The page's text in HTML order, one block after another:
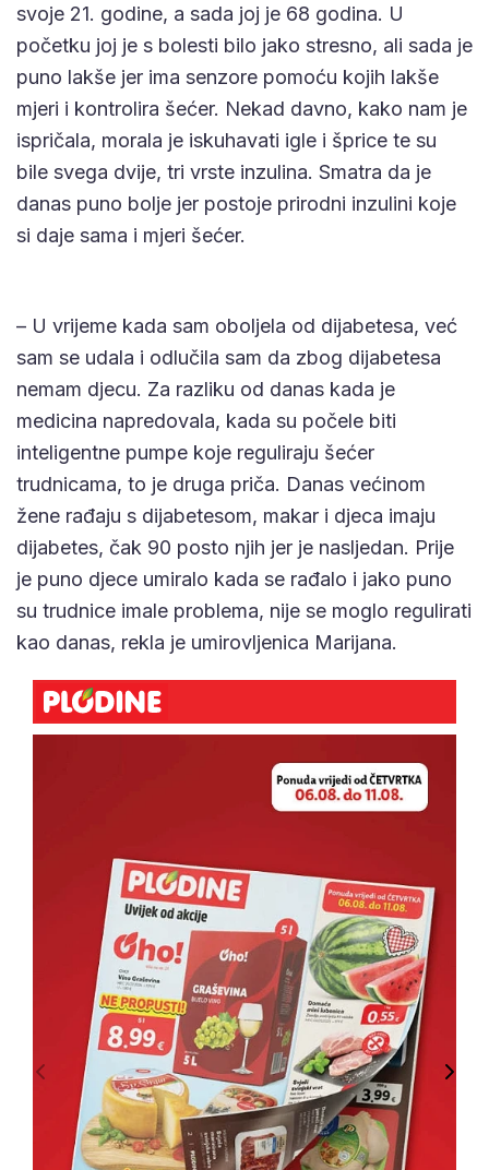
svoje 21. godine, a sada joj je 68 godina. U
početku joj je s bolesti bilo jako stresno, ali sada je
puno lakše jer ima senzore pomoću kojih lakše
mjeri i kontrolira šećer. Nekad davno, kako nam je
ispričala, morala je iskuhavati igle i šprice te su
bile svega dvije, tri vrste inzulina. Smatra da je
danas puno bolje jer postoje prirodni inzulini koje
si daje sama i mjeri šećer.
– U vrijeme kada sam oboljela od dijabetesa, već
sam se udala i odlučila sam da zbog dijabetesa
nemam djecu. Za razliku od danas kada je
medicina napredovala, kada su počele biti
inteligentne pumpe koje reguliraju šećer
trudnicama, to je druga priča. Danas većinom
žene rađaju s dijabetesom, makar i djeca imaju
dijabetes, čak 90 posto njih jer je nasljedan. Prije
je puno djece umiralo kada se rađalo i jako puno
su trudnice imale problema, nije se moglo regulirati
kao danas, rekla je umirovljenica Marijana.